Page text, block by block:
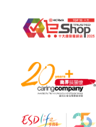
2. 刺破軟膠囊
置於陰涼乾燥處
注意
建議不要超過每